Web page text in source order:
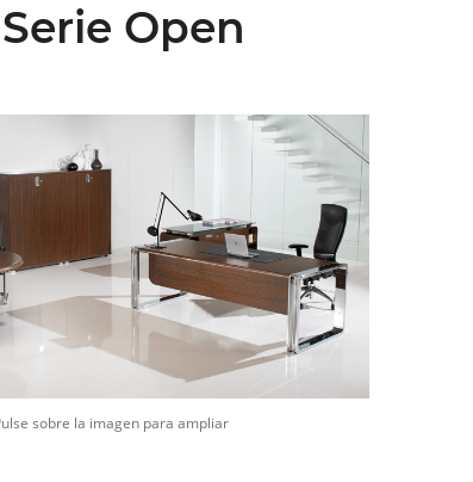
Open
Pulse sobre la imagen para ampliar